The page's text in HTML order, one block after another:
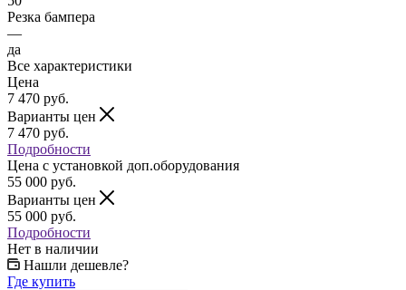
Резка бампера
—
да
Все характеристики
Цена
7 470 руб.
Варианты цен
7 470 руб.
Подробности
Цена c установкой доп.оборудования
55 000 руб.
Варианты цен
55 000 руб.
Подробности
Нет в наличии
Нашли дешевле?
Где купить